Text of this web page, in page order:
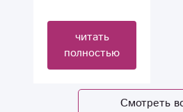
грамотно и
терпелево
проконсультировали,
собрали
замечательный
читать
полностью
Смотреть